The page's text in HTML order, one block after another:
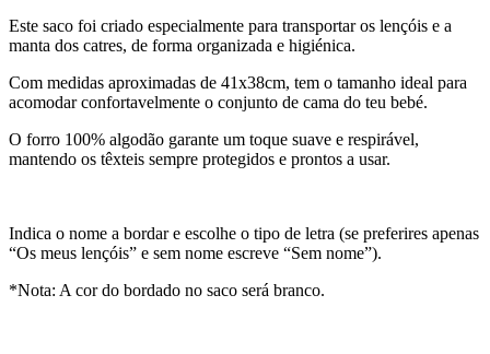
Este saco foi criado especialmente para transportar os lençóis e a
manta dos catres, de forma organizada e higiénica.
Com medidas aproximadas de 41x38cm, tem o tamanho ideal para
acomodar confortavelmente o conjunto de cama do teu bebé.
O forro 100% algodão garante um toque suave e respirável,
mantendo os têxteis sempre protegidos e prontos a usar.
Indica o nome a bordar e escolhe o tipo de letra (se preferires apenas
“Os meus lençóis” e sem nome escreve “Sem nome”).
*Nota: A cor do bordado no saco será branco.